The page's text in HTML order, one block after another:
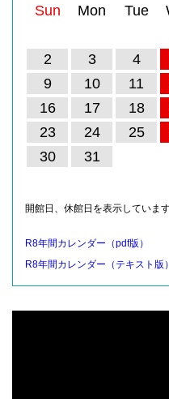
Sun Mon Tue
2
3 4
9
10 11
16
17 18
23
24 25
30
31
開館日、休館日を表示していま
R8年間カレンダー（pdf版）
R8年間カレンダー（テキスト版）